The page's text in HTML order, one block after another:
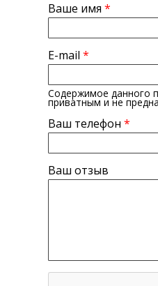
Ваше имя *
E-mail *
Содержимое данного
приватным и не
Ваш телефон *
Ваш отзыв